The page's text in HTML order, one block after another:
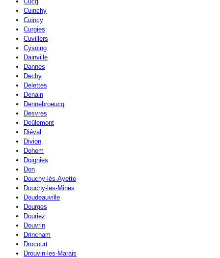
Cuinchy
Cuincy
Curgies
Cuvillers
Cysoing
Dainville
Dannes
Dechy
Delettes
Denain
Dennebroeucq
Desvres
Deûlemont
Diéval
Divion
Dohem
Doignies
Don
Douchy-lès-Ayette
Douchy-les-Mines
Doudeauville
Dourges
Douriez
Douvrin
Drincham
Drocourt
Drouvin-les-Marais